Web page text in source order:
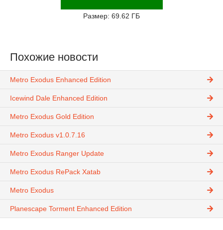
Размер: 69.62 ГБ
Похожие новости
Metro Exodus Enhanced Edition
Icewind Dale Enhanced Edition
Metro Exodus Gold Edition
Metro Exodus v1.0.7.16
Metro Exodus Ranger Update
Metro Exodus RePack Xatab
Metro Exodus
Planescape Torment Enhanced Edition